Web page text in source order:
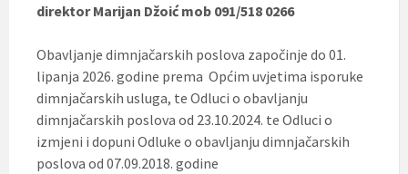
direktor Marijan Džoić mob 091/518 0266
Obavljanje dimnjačarskih poslova započinje do 01.
lipanja 2026. godine prema Općim uvjetima isporuke
dimnjačarskih usluga, te Odluci o obavljanju
dimnjačarskih poslova od 23.10.2024. te Odluci o
izmjeni i dopuni Odluke o obavljanju dimnjačarskih
poslova od 07.09.2018. godine